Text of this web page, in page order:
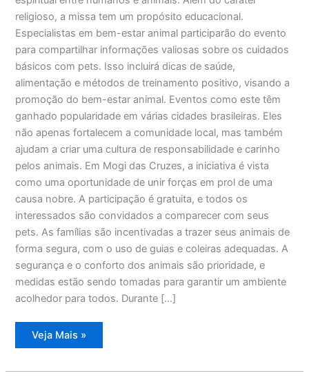
religioso, a missa tem um propósito educacional.
Especialistas em bem-estar animal participarão do evento
para compartilhar informações valiosas sobre os cuidados
básicos com pets. Isso incluirá dicas de saúde,
alimentação e métodos de treinamento positivo, visando a
promoção do bem-estar animal. Eventos como este têm
ganhado popularidade em várias cidades brasileiras. Eles
não apenas fortalecem a comunidade local, mas também
ajudam a criar uma cultura de responsabilidade e carinho
pelos animais. Em Mogi das Cruzes, a iniciativa é vista
como uma oportunidade de unir forças em prol de uma
causa nobre. A participação é gratuita, e todos os
interessados são convidados a comparecer com seus
pets. As famílias são incentivadas a trazer seus animais de
forma segura, com o uso de guias e coleiras adequadas. A
segurança e o conforto dos animais são prioridade, e
medidas estão sendo tomadas para garantir um ambiente
acolhedor para todos. Durante […]
Celebração
pet:
nesta
Veja Mais »